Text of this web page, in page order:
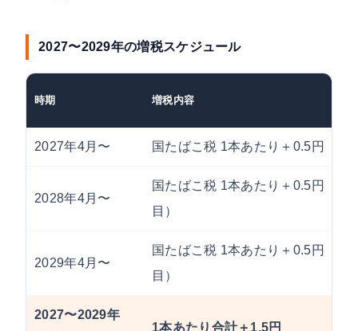
2027〜2029年の増税スケジュール
時期 増税内容
2027年4月〜 国たばこ税 1本あたり＋0.5円
2028年4月〜
国たばこ税 1本あたり＋0.5円（2回
目）
2029年4月〜
国たばこ税 1本あたり＋0.5円（3回
目）
2027〜2029年
1本あたり合計＋1.5円